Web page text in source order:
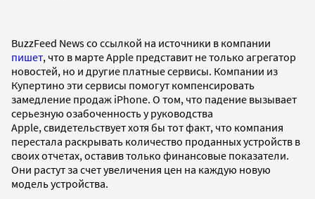
BuzzFeed News со ссылкой на источники в компании
пишет, что в марте Apple представит не только агрегатор
новостей, но и другие платные сервисы. Компании из
Купертино эти сервисы помогут компенсировать
замедление продаж iPhone. О том, что падение вызывает
серьезную озабоченность у руководства
Apple, свидетельствует хотя бы тот факт, что компания
перестала раскрывать количество проданных устройств в
своих отчетах, оставив только финансовые показатели.
Они растут за счет увеличения цен на каждую новую
модель устройства.